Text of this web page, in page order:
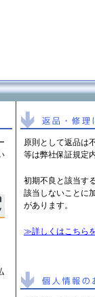
原則として返品は
等は弊社保証規定
初期不良と該当す
該当しないことに
があります。
≫詳しくはこちら